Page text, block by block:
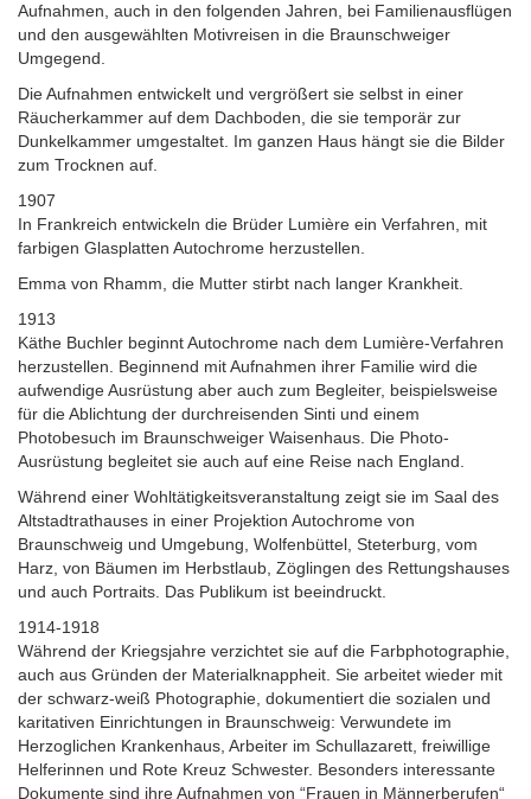
Aufnahmen, auch in den folgenden Jahren, bei Familienausflügen
und den ausgewählten Motivreisen in die Braunschweiger
Umgegend.
Die Aufnahmen entwickelt und vergrößert sie selbst in einer
Räucherkammer auf dem Dachboden, die sie temporär zur
Dunkelkammer umgestaltet. Im ganzen Haus hängt sie die Bilder
zum Trocknen auf.
1907
In Frankreich entwickeln die Brüder Lumière ein Verfahren, mit
farbigen Glasplatten Autochrome herzustellen.
Emma von Rhamm, die Mutter stirbt nach langer Krankheit.
1913
Käthe Buchler beginnt Autochrome nach dem Lumière-Verfahren
herzustellen. Beginnend mit Aufnahmen ihrer Familie wird die
aufwendige Ausrüstung aber auch zum Begleiter, beispielsweise
für die Ablichtung der durchreisenden Sinti und einem
Photobesuch im Braunschweiger Waisenhaus. Die Photo-
Ausrüstung begleitet sie auch auf eine Reise nach England.
Während einer Wohltätigkeitsveranstaltung zeigt sie im Saal des
Altstadtrathauses in einer Projektion Autochrome von
Braunschweig und Umgebung, Wolfenbüttel, Steterburg, vom
Harz, von Bäumen im Herbstlaub, Zöglingen des Rettungshauses
und auch Portraits. Das Publikum ist beeindruckt.
1914-1918
Während der Kriegsjahre verzichtet sie auf die Farbphotographie,
auch aus Gründen der Materialknappheit. Sie arbeitet wieder mit
der schwarz-weiß Photographie, dokumentiert die sozialen und
karitativen Einrichtungen in Braunschweig: Verwundete im
Herzoglichen Krankenhaus, Arbeiter im Schullazarett, freiwillige
Helferinnen und Rote Kreuz Schwester. Besonders interessante
Dokumente sind ihre Aufnahmen von “Frauen in Männerberufen“